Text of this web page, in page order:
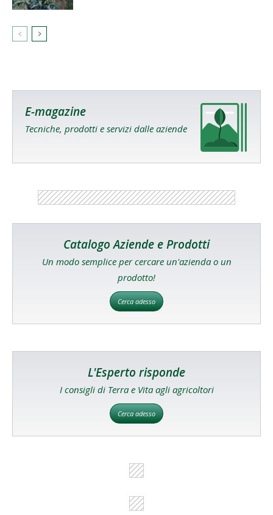
E-magazine
Tecniche, prodotti e servizi dalle aziende
Catalogo Aziende e Prodotti
Un modo semplice per cercare un'azienda o un
prodotto!
Cerca adesso
L'Esperto risponde
I consigli di Terra e Vita agli agricoltori
Cerca adesso